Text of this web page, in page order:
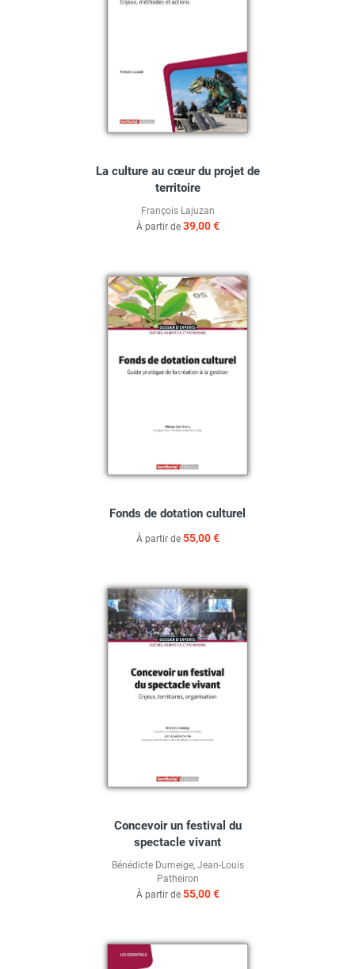
La culture au cœur du projet de
territoire
François Lajuzan
À partir de 39,00 €
Fonds de dotation culturel
À partir de 55,00 €
Concevoir un festival du
spectacle vivant
Bénédicte Dumeige, Jean-Louis
Patheiron
À partir de 55,00 €